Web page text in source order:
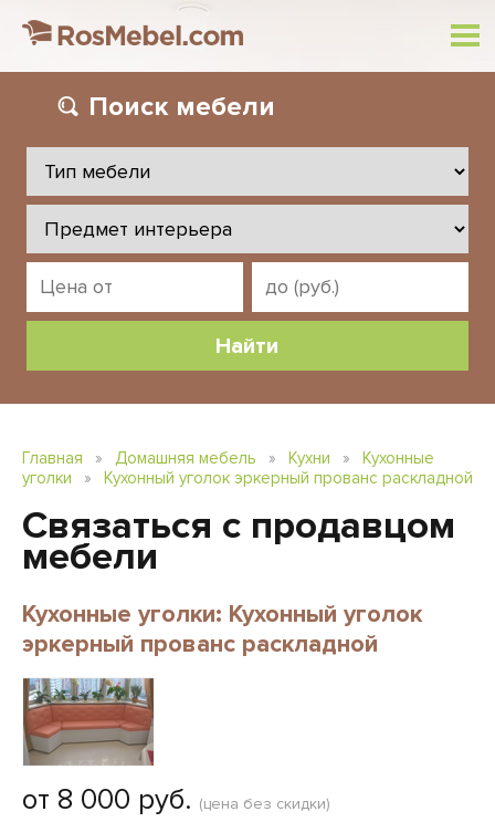
Поиск мебели
Главная » Домашняя мебель » Кухни »
Кухонные
уголки
» Кухонный уголок эркерный прованс раскладной
Связаться с продавцом
мебели
Кухонные уголки: Кухонный уголок
эркерный прованс раскладной
от 8 000 руб. (цена без скидки)